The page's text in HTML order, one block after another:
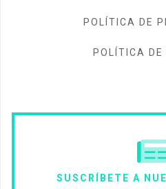
POLÍTICA DE
POLÍTICA DE
SUSCRÍBETE A